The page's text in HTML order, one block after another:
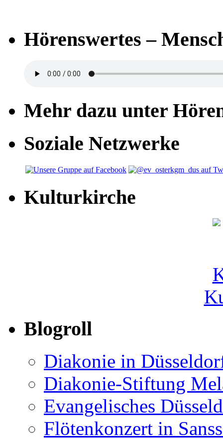
Hörenswertes –
Mehr dazu unter
Soziale Netzwerke
Kulturkirche
Blogroll
Diakonie in
Diakonie-Stiftung
Evangelisches
Flötenkonzert in